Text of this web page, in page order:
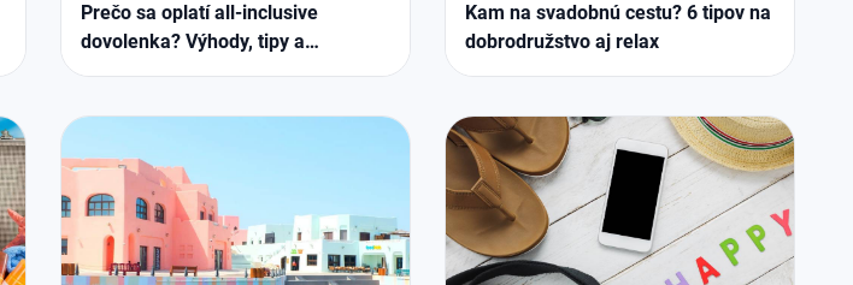
Prečo sa oplatí all-inclusive
dovolenka? Výhody, tipy a
obľúbené destinácie
Kam na svadobnú cestu? 6 tipov na
dobrodružstvo aj relax